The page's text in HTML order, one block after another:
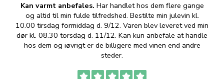
Kan varmt anbefales. Har handlet hos dem flere gange
og altid til min fulde tilfredshed. Bestilte min julevin kl.
10.00 tirsdag formiddag d. 9/12. Varen blev leveret ved min
dør kl. 08.30 torsdag d. 11/12. Kan kun anbefale at handle
hos dem og iøvrigt er de billigere med vinen end andre
steder.